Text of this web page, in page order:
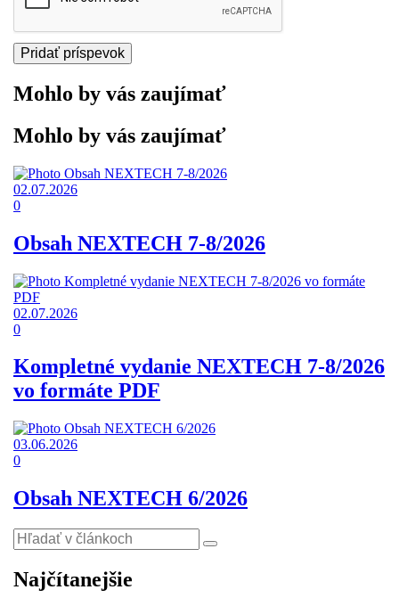
Mohlo by vás zaujímať
Mohlo by vás zaujímať
02.07.2026
0
Obsah NEXTECH 7-8/2026
02.07.2026
0
Kompletné vydanie NEXTECH 7-8/2026
vo formáte PDF
03.06.2026
0
Obsah NEXTECH 6/2026
Najčítanejšie